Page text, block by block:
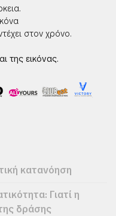
στον χρόνο.
της εικόνας.
κατανόηση
Γιατί η
δράσης